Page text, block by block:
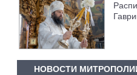
НОВОСТИ